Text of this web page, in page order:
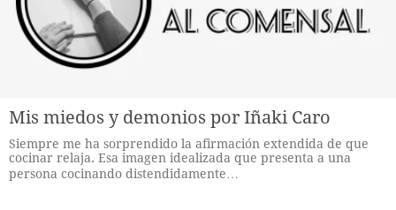
Mis miedos y demonios por Iñaki Caro
Siempre me ha sorprendido la afirmación extendida de que
cocinar relaja. Esa imagen idealizada que presenta a una
persona cocinando distendidamente…